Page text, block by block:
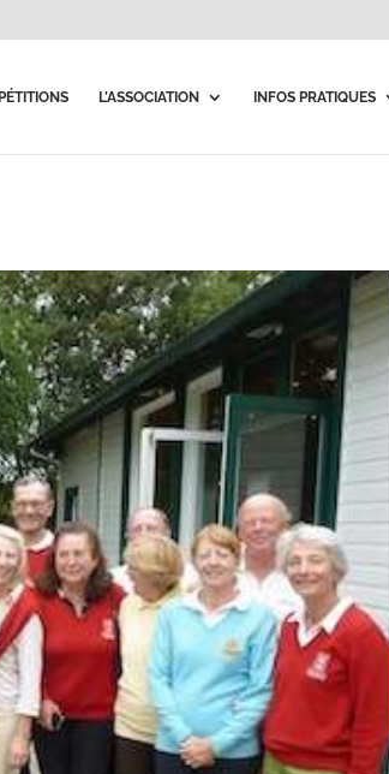
L’ASSOCIATION INFOS PRATIQUES